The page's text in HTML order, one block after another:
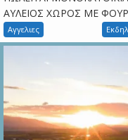
ΑΥΛΕΙΟΣ ΧΩΡΟΣ ΜΕ
Αγγελιες